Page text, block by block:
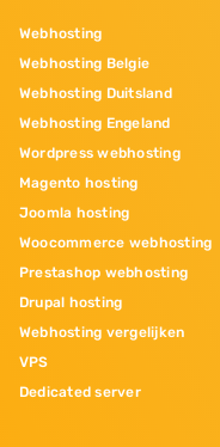
Webhosting
Webhosting Belgie
Webhosting Duitsland
Webhosting Engeland
Wordpress webhosting
Magento hosting
Joomla hosting
Woocommerce webhosting
Prestashop webhosting
Drupal hosting
Webhosting vergelijken
VPS
Dedicated server